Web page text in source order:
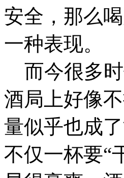
安全，那么
一种表现。
而今很多时
酒局上好像
量似乎也成
不仅一杯要“